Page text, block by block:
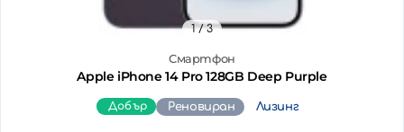
Смартфон
Apple iPhone 14 Pro 128GB Deep Purple
1/ 3
Добър Реновиран Лизинг